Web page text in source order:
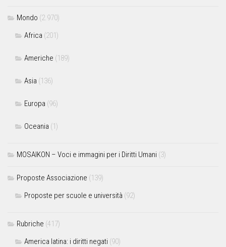
Mondo (2.970)
Africa (201)
Americhe (189)
Asia (136)
Europa (96)
Oceania (1)
MOSAIKON – Voci e immagini per i Diritti Umani (3)
Proposte Associazione (139)
Proposte per scuole e università (92)
Rubriche (417)
America latina: i diritti negati (90)